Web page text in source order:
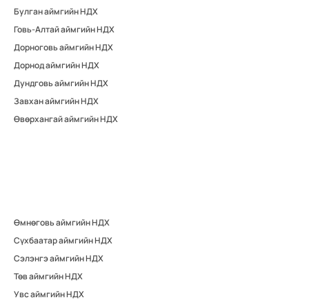
Булган аймгийн НДХ
Говь-Алтай аймгийн НДХ
Дорноговь аймгийн НДХ
Дорнод аймгийн НДХ
Дундговь аймгийн НДХ
Завхан аймгийн НДХ
Өвөрхангай аймгийн НДХ
Өмнөговь аймгийн НДХ
Сүхбаатар аймгийн НДХ
Сэлэнгэ аймгийн НДХ
Төв аймгийн НДХ
Увс аймгийн НДХ